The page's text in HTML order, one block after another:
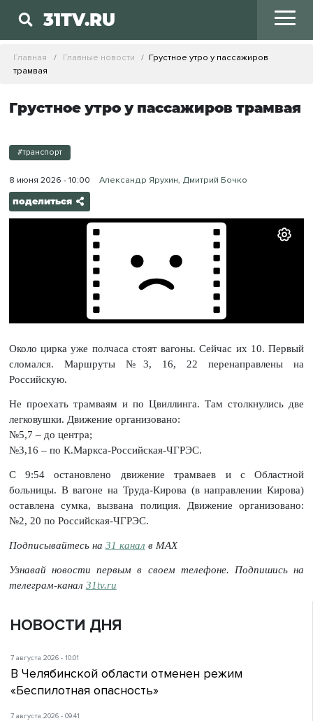
31TV.RU
Главная Главные новости
Грустное утро у пассажиров
трамвая
Грустное утро у пассажиров трамвая
#транспорт
8 июня 2026 - 10:00 Александр Ярухин, Дмитрий Бочко
поделиться
Около цирка уже полчаса стоят вагоны. Сейчас их 10. Первый
сломался. Маршруты №3, 16, 22 перенаправлены на
Российскую.
Не проехать трамваям и по Цвиллинга. Там столкнулись две
легковушки. Движение организовано:
№5,7 – до центра;
№3,16 – по К.Маркса-Российская-ЧГРЭС.
С 9:54 остановлено движение трамваев и с Областной
больницы. В вагоне на Труда-Кирова (в направлении Кирова)
оставлена сумка, вызвана полиция. Движение организовано:
№2, 20 по Российская-ЧГРЭС.
Подписывайтесь на 31 канал в МАХ
Узнавай новости первым в своем телефоне. Подпишись на
телеграм-канал 31tv.ru
НОВОСТИ ДНЯ
7 августа 2026 - 10:01
В Челябинской области отменен режим
«Беспилотная опасность»
7 августа 2026 - 09:41